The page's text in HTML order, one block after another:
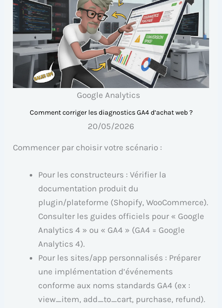
Google Analytics
Comment corriger les diagnostics GA4 d’achat web ?
20/05/2026
Commencer par choisir votre scénario :
Pour les constructeurs : Vérifier la
documentation produit du
plugin/plateforme (Shopify, WooCommerce).
Consulter les guides officiels pour « Google
Analytics 4 » ou « GA4 » (GA4 = Google
Analytics 4).
Pour les sites/app personnalisés : Préparer
une implémentation d’événements
conforme aux noms standards GA4 (ex :
view_item, add_to_cart, purchase, refund).